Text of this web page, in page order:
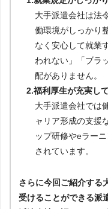
大手派遣会社は法
働環境がしっかり
なく安心して就業
われない」「ブラ
配がありません。
2.福利厚生が充実し
大手派遣会社では
ャリア形成の支援
ップ研修やeラー
されています。
さらに今回ご紹介する
受けることができる派